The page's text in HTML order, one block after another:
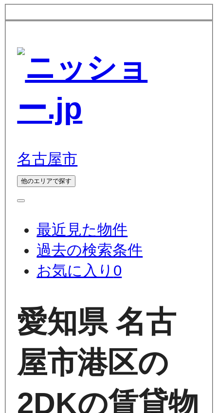
名古屋市
他のエリアで探す
最近見た物件
過去の検索条件
お気に入り 0
愛知県 名古
屋市港区の
2DKの賃貸物